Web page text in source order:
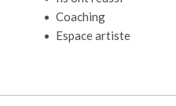
Coaching
Espace artiste